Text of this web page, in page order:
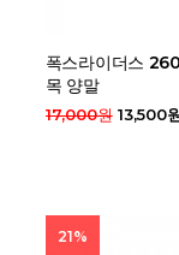
폭스라이더스
목 양말
17,000원13,500
21%